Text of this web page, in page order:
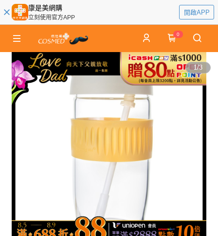
康是美網購
立刻使用官方APP
開啟APP
0
1/3